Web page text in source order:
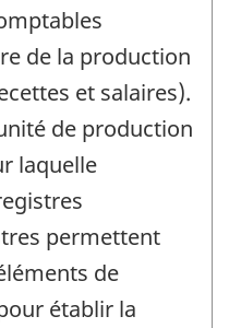
de la production
et salaires).
de production
laquelle
permettent
de
établir la